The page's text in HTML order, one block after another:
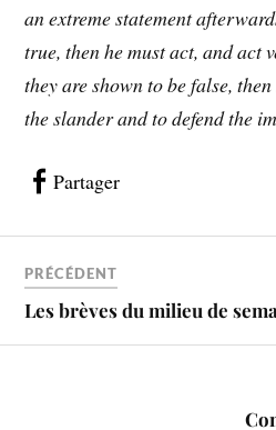
an extreme statement
true, then he must act, and
they are shown to be false,
the slander and to defend the
Partager
PRÉCÉDENT
Les brèves du milieu de